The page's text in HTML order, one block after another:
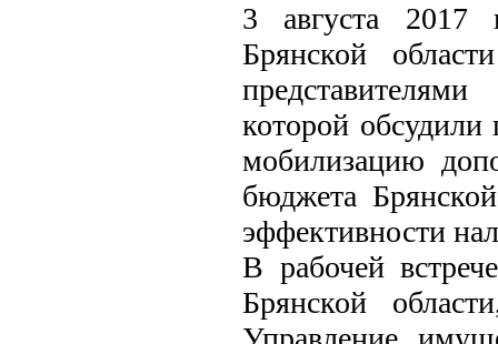
3 августа 2017
Брянской
которой
мобилизацию
бюджета
эффективности
В рабочей
Брянской